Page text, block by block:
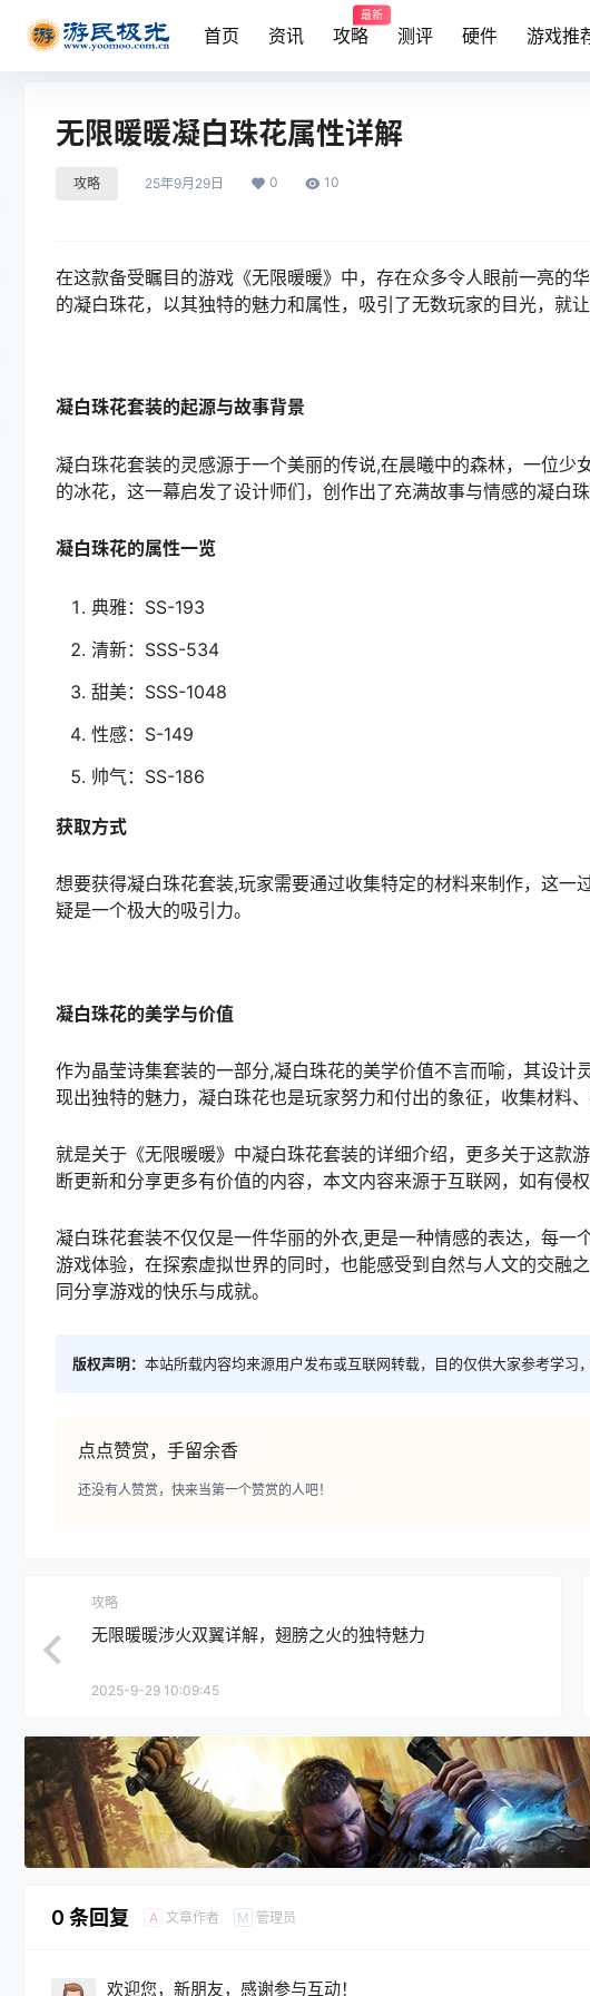
首页 资讯 攻略
最新
测评 硬件 游戏推
无限暖暖凝白珠花属性详解
攻略 25年9月29日 0 10
在这款备受瞩目的游戏《无限暖暖》中，存在众多令人眼前一亮的
的凝白珠花，以其独特的魅力和属性，吸引了无数玩家的目光，就
凝白珠花套装的起源与故事背景
凝白珠花套装的灵感源于一个美丽的传说,在晨曦中的森林，一位
的冰花，这一幕启发了设计师们，创作出了充满故事与情感的凝白珠
凝白珠花的属性一览
典雅：SS-193
清新：SSS-534
甜美：SSS-1048
性感：S-149
帅气：SS-186
获取方式
想要获得凝白珠花套装,玩家需要通过收集特定的材料来制作，这
疑是一个极大的吸引力。
凝白珠花的美学与价值
作为晶莹诗集套装的一部分,凝白珠花的美学价值不言而喻，其设
现出独特的魅力，凝白珠花也是玩家努力和付出的象征，收集材料
就是关于《无限暖暖》中凝白珠花套装的详细介绍，更多关于这款
断更新和分享更多有价值的内容，本文内容来源于互联网，如有侵
凝白珠花套装不仅仅是一件华丽的外衣,更是一种情感的表达，每
游戏体验，在探索虚拟世界的同时，也能感受到自然与人文的交融
同分享游戏的快乐与成就。
版权声明： 本站所载内容均来源用户发布或互联网转载，目的仅供大家参考学习
点点赞赏，手留余香
还没有人赞赏，快来当第一个赞赏的人吧！
攻略
无限暖暖涉火双翼详解，翅膀之火的独特魅力
2025-9-29 10:09:45
0 条回复 A 文章作者 M 管理员
欢迎您，新朋友，感谢参与互动！